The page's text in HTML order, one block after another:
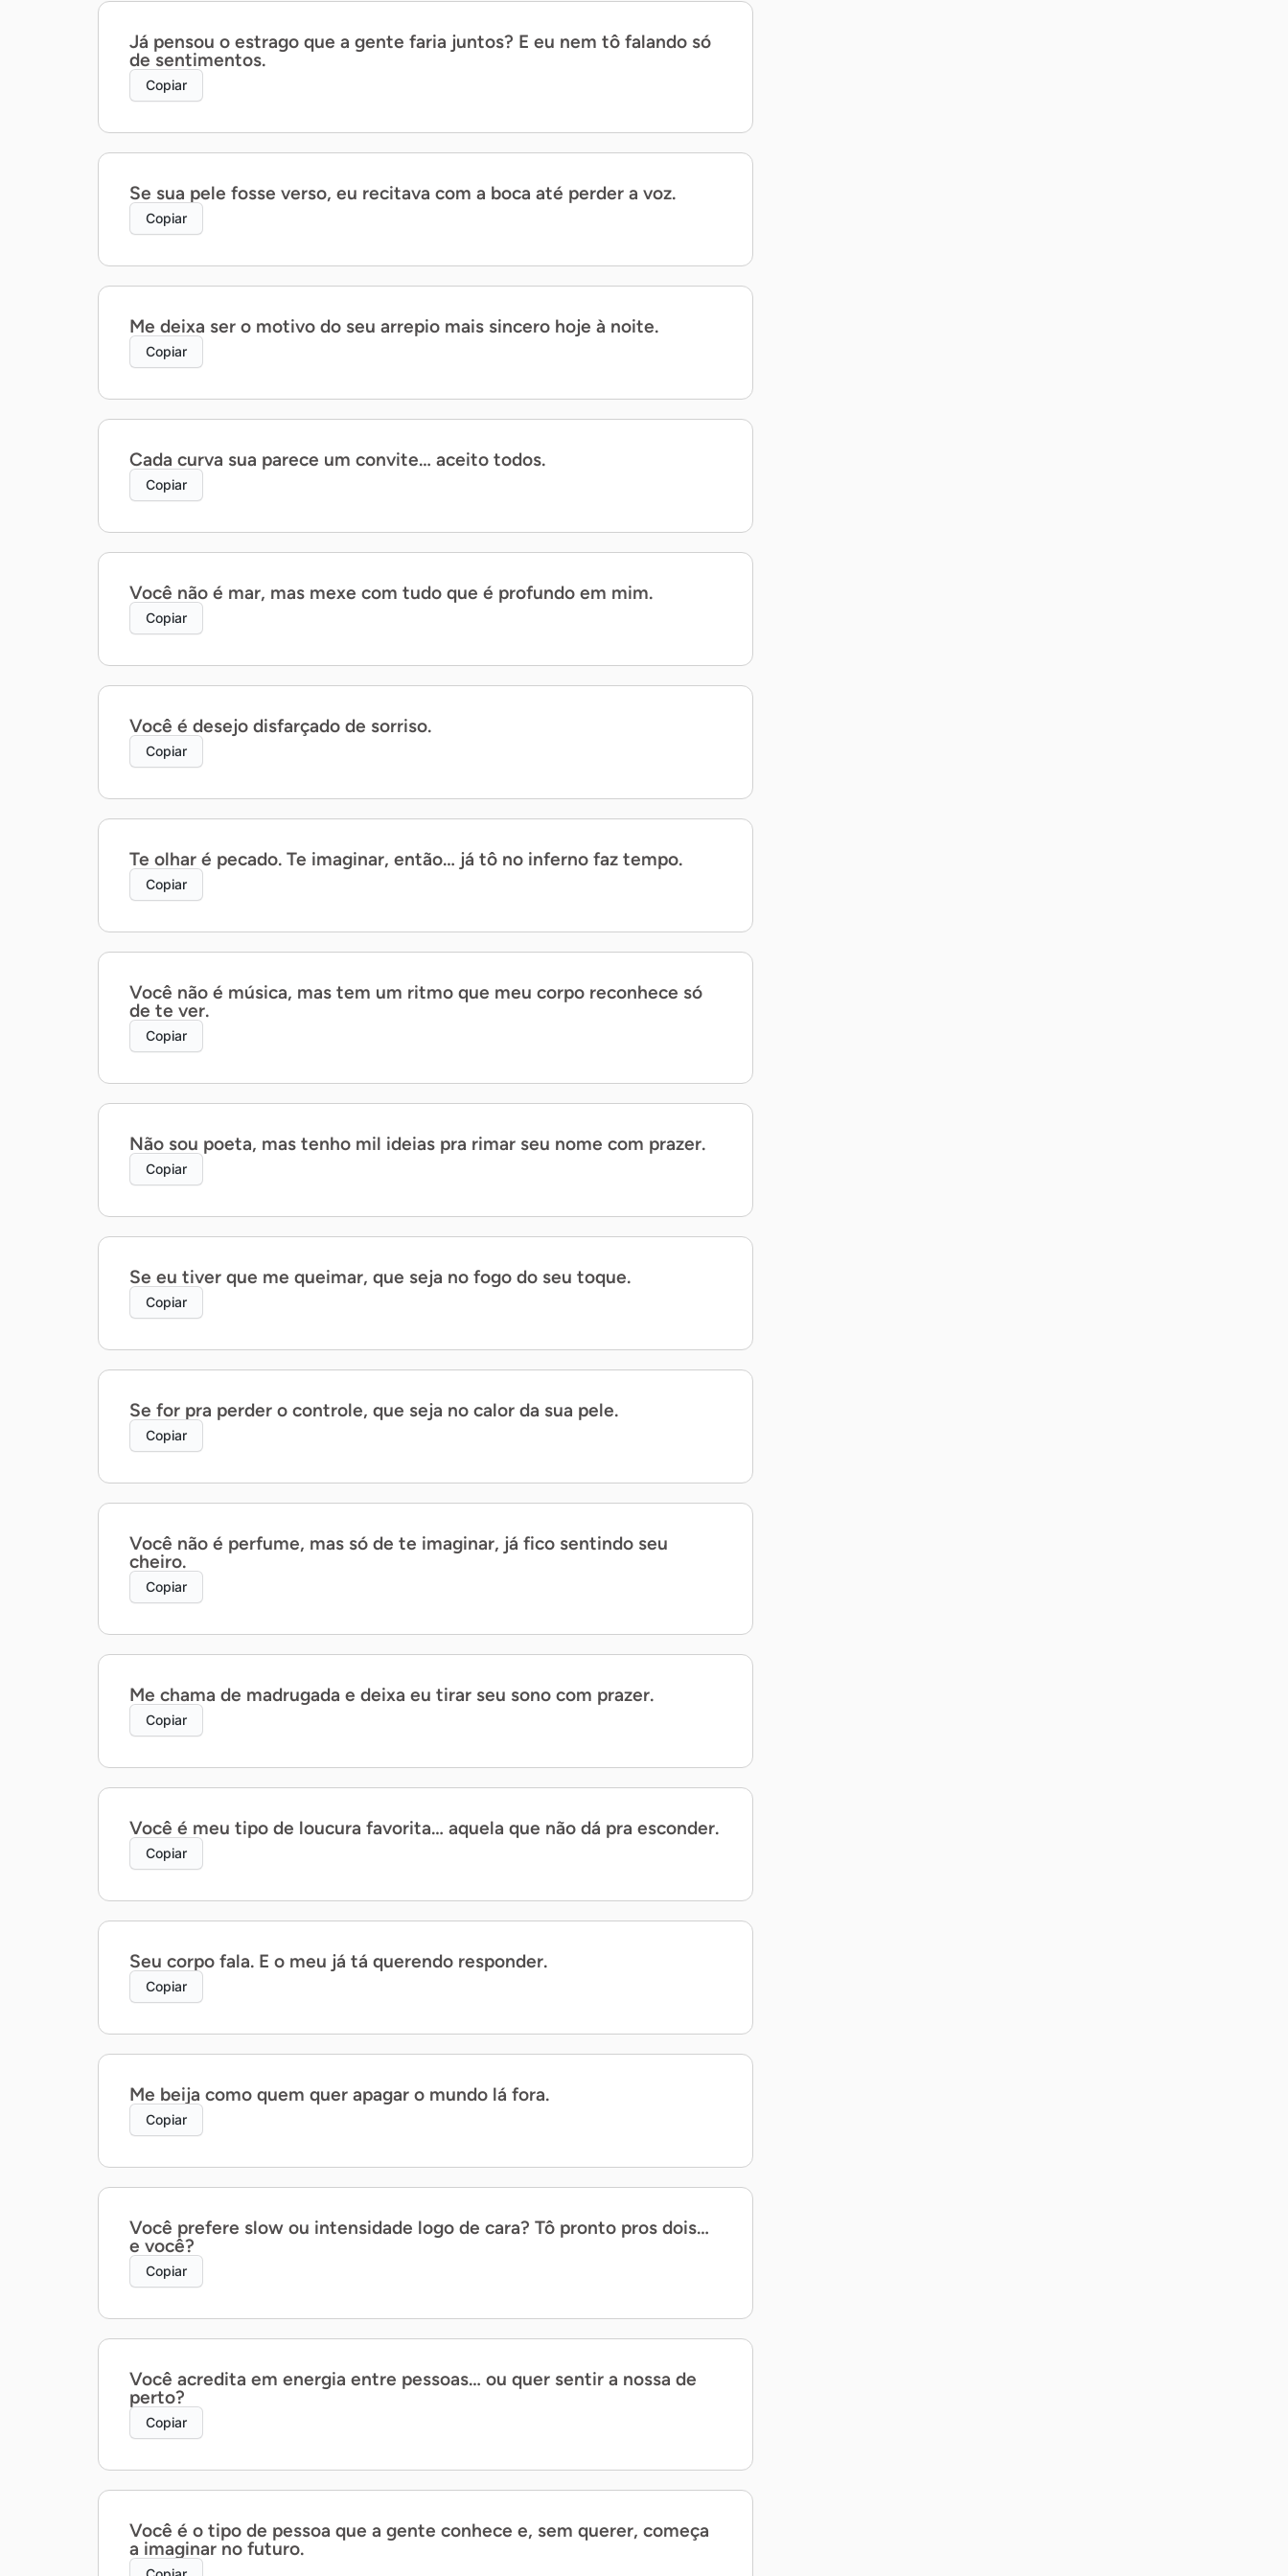
Já pensou o estrago que a gente faria juntos? E eu nem tô falando só
de sentimentos.
Copiar
Se sua pele fosse verso, eu recitava com a boca até perder a voz.
Copiar
Me deixa ser o motivo do seu arrepio mais sincero hoje à noite.
Copiar
Cada curva sua parece um convite… aceito todos.
Copiar
Você não é mar, mas mexe com tudo que é profundo em mim.
Copiar
Você é desejo disfarçado de sorriso.
Copiar
Te olhar é pecado. Te imaginar, então… já tô no inferno faz tempo.
Copiar
Você não é música, mas tem um ritmo que meu corpo reconhece só
de te ver.
Copiar
Não sou poeta, mas tenho mil ideias pra rimar seu nome com prazer.
Copiar
Se eu tiver que me queimar, que seja no fogo do seu toque.
Copiar
Se for pra perder o controle, que seja no calor da sua pele.
Copiar
Você não é perfume, mas só de te imaginar, já fico sentindo seu
cheiro.
Copiar
Me chama de madrugada e deixa eu tirar seu sono com prazer.
Copiar
Você é meu tipo de loucura favorita… aquela que não dá pra esconder.
Copiar
Seu corpo fala. E o meu já tá querendo responder.
Copiar
Me beija como quem quer apagar o mundo lá fora.
Copiar
Você prefere slow ou intensidade logo de cara? Tô pronto pros dois…
e você?
Copiar
Você acredita em energia entre pessoas… ou quer sentir a nossa de
perto?
Copiar
Você é o tipo de pessoa que a gente conhece e, sem querer, começa
a imaginar no futuro.